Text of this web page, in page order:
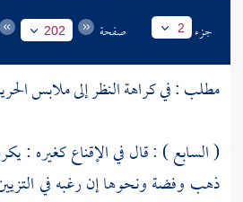
جزء 2 صفحة 202
مطلب : في كراهة النظر إلى ملابس
( السابع ) : قال في الإقناع كغيره :
ذهب وفضة ونحوها إن رغبه في التزيين